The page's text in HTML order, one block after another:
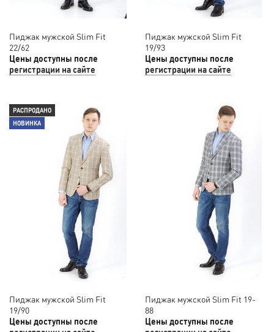
Пиджак мужской Slim Fit
22/62
Цены доступны после
регистрации на сайте
Пиджак мужской Slim Fit
19/93
Цены доступны после
регистрации на сайте
РАСПРОДАНО
НОВИНКА
Пиджак мужской Slim Fit
19/90
Цены доступны после
Пиджак мужской Slim Fit 19-
88
Цены доступны после